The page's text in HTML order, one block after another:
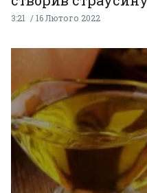
3:21 16 Лютого 2022